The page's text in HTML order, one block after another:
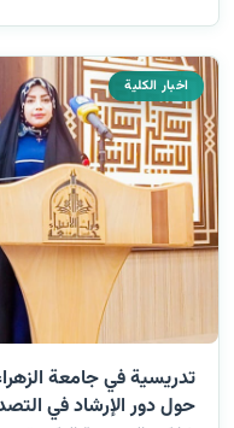
اخبار الكلية
تدريسية في جامعة
حول دور الإرشاد في